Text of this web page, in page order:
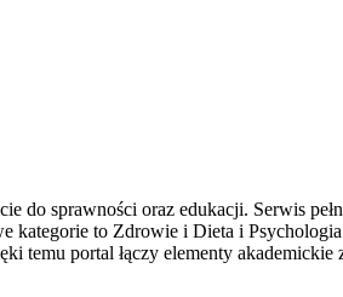
do sprawności oraz edukacji. Serwis
kategorie to Zdrowie i Dieta i
temu portal łączy elementy